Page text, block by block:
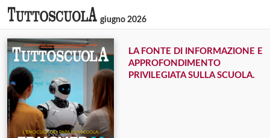
giugno 2026
LA FONTE DI INFORMAZIONE E
APPROFONDIMENTO
PRIVILEGIATA SULLA SCUOLA.